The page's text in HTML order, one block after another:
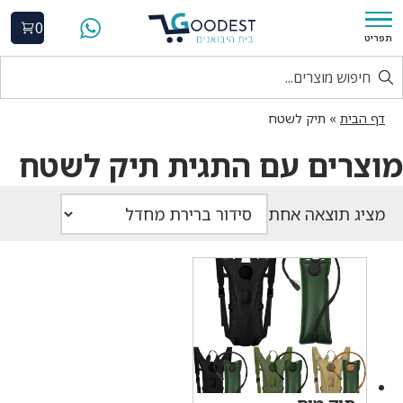
תפריט
0
דף הבית » תיק לשטח
מוצרים עם התגית תיק לשטח
מציג תוצאה אחת